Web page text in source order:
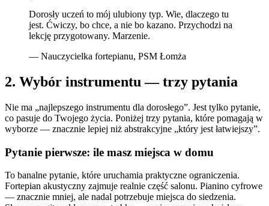
Dorosły uczeń to mój ulubiony typ. Wie, dlaczego tu
jest. Ćwiczy, bo chce, a nie bo kazano. Przychodzi na
lekcję przygotowany. Marzenie.
— Nauczycielka fortepianu, PSM Łomża
2. Wybór instrumentu — trzy pytania
Nie ma „najlepszego instrumentu dla dorosłego”. Jest tylko pytanie,
co pasuje do Twojego życia. Poniżej trzy pytania, które pomagają w
wyborze — znacznie lepiej niż abstrakcyjne „który jest łatwiejszy”.
Pytanie pierwsze: ile masz miejsca w domu
To banalne pytanie, które uruchamia praktyczne ograniczenia.
Fortepian akustyczny zajmuje realnie część salonu. Pianino cyfrowe
— znacznie mniej, ale nadal potrzebuje miejsca do siedzenia.